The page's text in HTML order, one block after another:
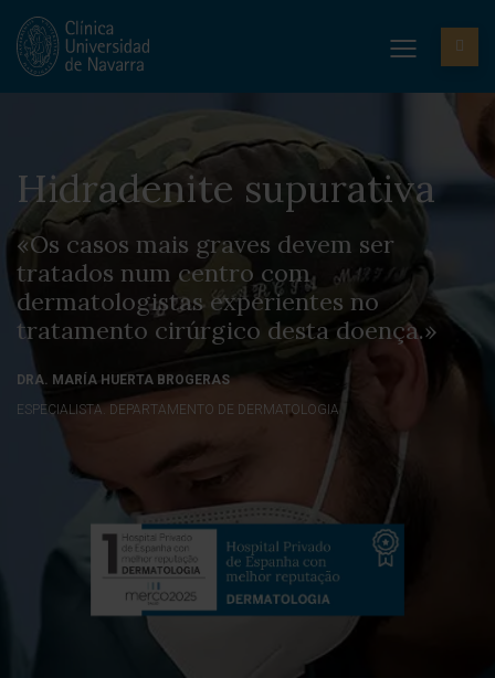
Hidradenite supurativa
«Os casos mais graves devem ser
tratados num centro com
dermatologistas experientes no
tratamento cirúrgico desta doença.»
DRA. MARÍA HUERTA BROGERAS
ESPECIALISTA. DEPARTAMENTO DE DERMATOLOGIA